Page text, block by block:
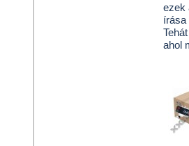
ezek
írása
ahol